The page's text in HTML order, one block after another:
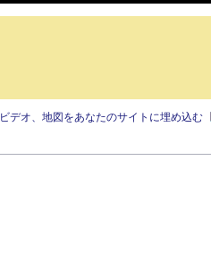
ビデオ、地図をあなたのサイトに埋め込む